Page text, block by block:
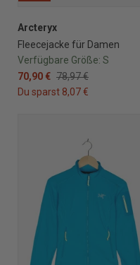
Arcteryx
Fleecejacke für Damen
Verfügbare Größe: S
70,90 € 78,97 €
Du sparst 8,07 €